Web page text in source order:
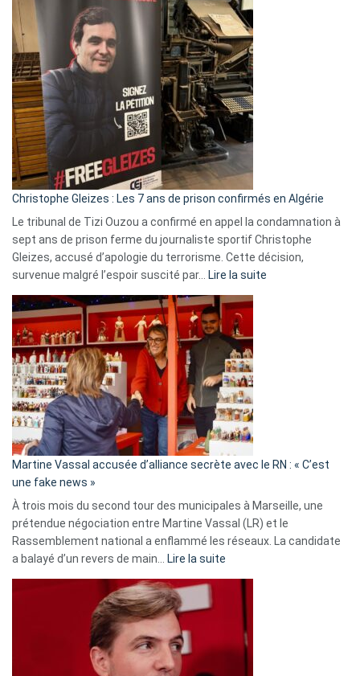
Pays-
Bas,
Espagne,
Irlande
et
Slovénie
rejettent
la
présence
d’Israël
Christophe Gleizes : Les 7 ans de prison confirmés en Algérie
Le tribunal de Tizi Ouzou a confirmé en appel la condamnation à
sept ans de prison ferme du journaliste sportif Christophe
Gleizes, accusé d’apologie du terrorisme. Cette décision,
survenue malgré l’espoir suscité par… Lire la suite
Algérie
Martine Vassal accusée d’alliance secrète avec le RN : « C’est
une fake news »
À trois mois du second tour des municipales à Marseille, une
prétendue négociation entre Martine Vassal (LR) et le
Rassemblement national a enflammé les réseaux. La candidate
a balayé d’un revers de main… Lire la suite
Martine
Vassal
d’alliance
secrète